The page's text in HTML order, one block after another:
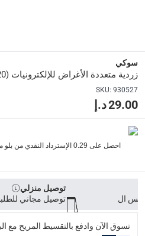
returns
إمكانية إرجاع المنتجات
What's in the Box
سوكي
زردية متعددة الأغراض للإلكترونيات (120 ملم)
SKU: 930527
29.00 د.إ
احصل على 0.29 الإسترداد النقدي من
توصيل منزلي
توصيل مجاني للطلبات
تسوق الآن وادفع بالتقسيط المريح مع